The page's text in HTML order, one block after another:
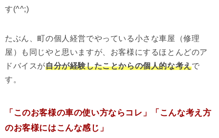
す(^^;)
たぶん、町の個人経営でやっている小さな車屋（修理
屋）も同じやと思いますが、お客様にするほとんどのア
ドバイスが自分が経験したことからの個人的な考えで
す。
「このお客様の車の使い方ならコレ」「こんな考え方
のお客様にはこんな感じ」